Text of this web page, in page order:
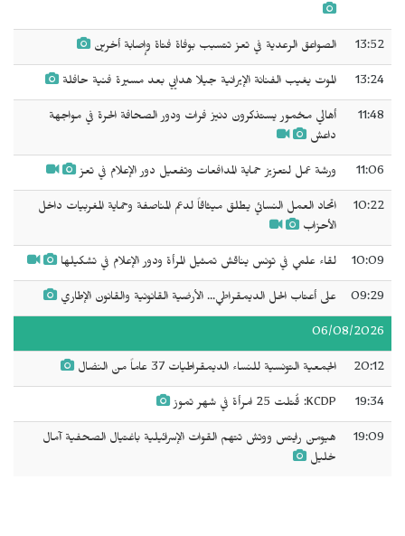
13:52 الصواعق الرعدية في تعز تتسبب بوفاة فتاة وإصابة أخرين
13:24 الموت يغيب الفنانة الإيرانية جيلا هدايي بعد مسيرة فنية حافلة
11:48
أهالي مخمور يستذكرون دنيز فرات ودور الصحافة الحرة في مواجهة
داعش
11:06 ورشة عمل لتعزيز حماية المدافعات وتفعيل دور الإعلام في تعز
10:22
اتحاد العمل النسائي يطلق ميثاقاً لدعم المناصفة وحماية المغربيات داخل
الأحزاب
10:09 لقاء علمي في تونس يناقش تمثيل المرأة ودور الإعلام في تشكيلها
09:29 على أعتاب الحل الديمقراطي... الأرضية القانونية والقانون الإطاري
06/08/2026
20:12 الجمعية التونسية للنساء الديمقراطيات 37 عاماً من النضال
19:34 KCDP: قُتلت 25 امرأة في شهر تموز
19:09
هيومن رايتس ووتش تتهم القوات الإسرائيلية باغتيال الصحفية آمال
خليل